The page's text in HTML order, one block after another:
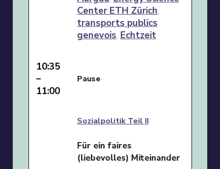
Center ETH Zürich,
transports publics
genevois, Echtzeit
10:35
–
11:00
Pause
Sozialpolitik Teil II
Für ein faires
(liebevolles) Miteinander